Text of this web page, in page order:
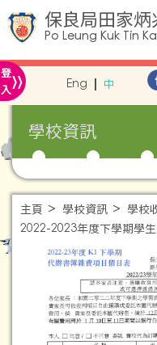
保良局田家
Po Leung Kuk Tin
登
入» Eng 中
學校資訊
主頁 學校資訊
學校
2022-2023年度下學期學